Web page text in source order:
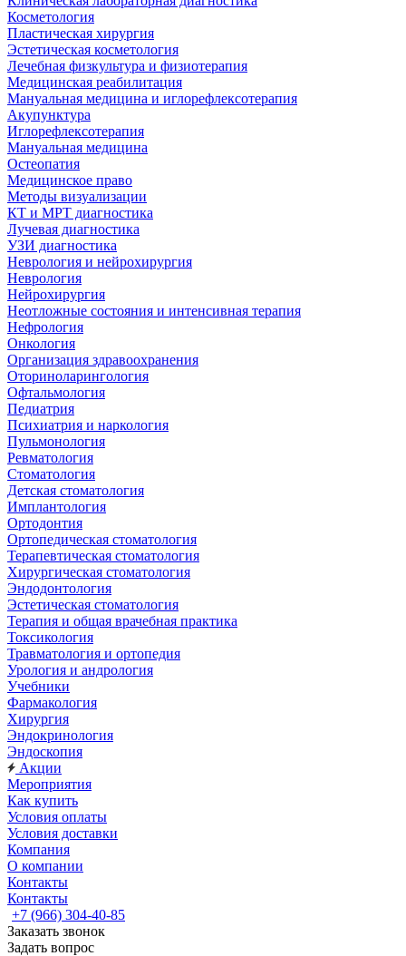
Косметология
Пластическая хирургия
Эстетическая косметология
Лечебная физкультура и физиотерапия
Медицинская реабилитация
Мануальная медицина и иглорефлексотерапия
Акупунктура
Иглорефлексотерапия
Мануальная медицина
Остеопатия
Медицинское право
Методы визуализации
КТ и МРТ диагностика
Лучевая диагностика
УЗИ диагностика
Неврология и нейрохирургия
Неврология
Нейрохирургия
Неотложные состояния и интенсивная терапия
Нефрология
Онкология
Организация здравоохранения
Оториноларингология
Офтальмология
Педиатрия
Психиатрия и наркология
Пульмонология
Ревматология
Стоматология
Детская стоматология
Имплантология
Ортодонтия
Ортопедическая стоматология
Терапевтическая стоматология
Хирургическая стоматология
Эндодонтология
Эстетическая стоматология
Терапия и общая врачебная практика
Токсикология
Травматология и ортопедия
Урология и андрология
Учебники
Фармакология
Хирургия
Эндокринология
Эндоскопия
Акции
Мероприятия
Как купить
Условия оплаты
Условия доставки
Компания
О компании
Контакты
Контакты
+7 (966) 304-40-85
Заказать звонок
Задать вопрос